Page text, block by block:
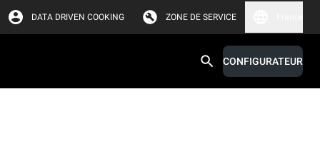
DATA DRIVEN COOKING ZONE DE SERVICE
CONFIGURATEUR